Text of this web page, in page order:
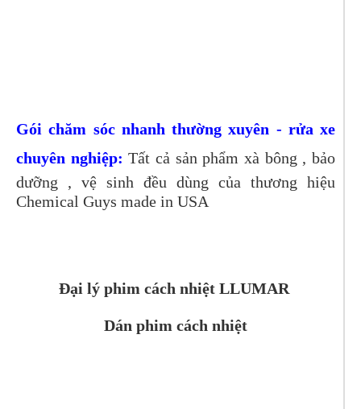
Gói chăm sóc nhanh thường xuyên - rửa xe
chuyên nghiệp:Tất cả sản phẩm xà bông , bảo
dưỡng , vệ sinh đều dùng của thương hiệu
Chemical Guys made in USA
Đại lý phim cách nhiệt LLUMAR
Dán phim cách nhiệt